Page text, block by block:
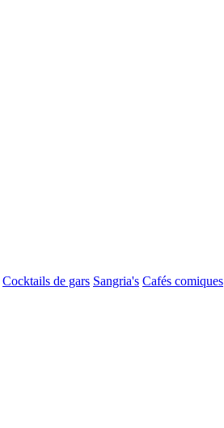
Cocktails de gars Sangria's Cafés comiques